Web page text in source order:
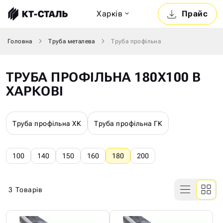
Прайс
Харкiв
Головна Труба металева Труба профільна
ТРУБА ПРОФІЛЬНА 180Х100 В
ХАРКОВІ
Труба профільна ХК Труба профільна ГК
100 140 150 160 180 200
3 Товарів